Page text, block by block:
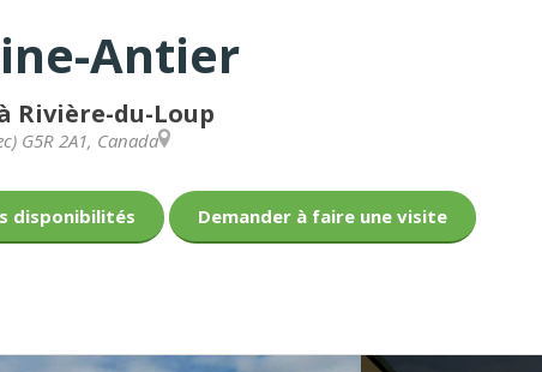
Antier
Rivière-du-Loup
) G5R 2A1, Canada
disponibilités Demander à faire une visite